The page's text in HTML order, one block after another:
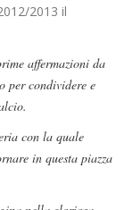
2013 il
affermazioni da
per condividere e
con la quale
in questa piazza